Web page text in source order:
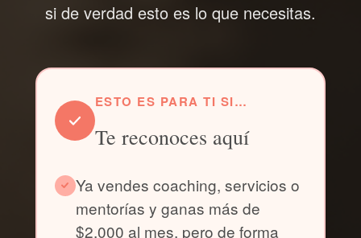
si de verdad esto es lo que necesitas.
ESTO ES PARA TI SI…
Te reconoces aquí
Ya vendes coaching, servicios o
mentorías y ganas más de
$2,000 al mes, pero de forma